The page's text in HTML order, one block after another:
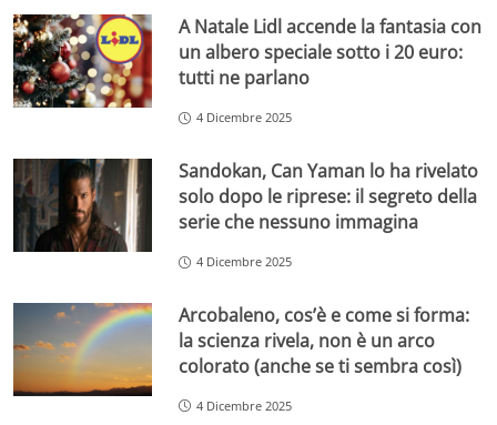
A Natale Lidl accende la fantasia con
un albero speciale sotto i 20 euro:
tutti ne parlano
4 Dicembre 2025
Sandokan, Can Yaman lo ha rivelato
solo dopo le riprese: il segreto della
serie che nessuno immagina
4 Dicembre 2025
Arcobaleno, cos’è e come si forma:
la scienza rivela, non è un arco
colorato (anche se ti sembra così)
4 Dicembre 2025